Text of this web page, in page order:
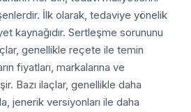
İlk olarak, tedaviye yönelik
kaynağıdır. Sertleşme sorununu
genellikle reçete ile temin
fiyatları, markalarına ve
Bazı ilaçlar, genellikle daha
jenerik versiyonları ile daha